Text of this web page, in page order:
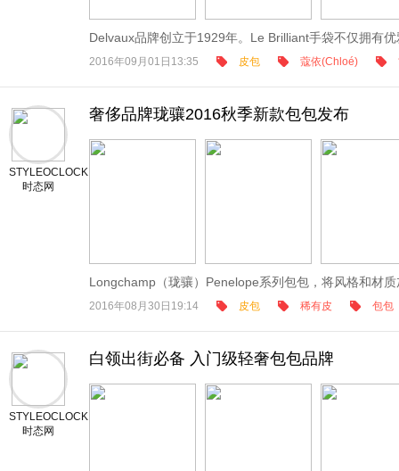
Delvaux品牌创立于1929年。Le Brilliant手袋不仅拥有
2016年09月01日13:35 皮包 蔻依(Chloé)
STYLEOCLOCK
时态网
奢侈品牌珑骧2016秋季新款包包发布
Longchamp（珑骧）Penelope系列包包，将风格和材
2016年08月30日19:14 皮包 稀有皮 包包
STYLEOCLOCK
时态网
白领出街必备 入门级轻奢包包品牌